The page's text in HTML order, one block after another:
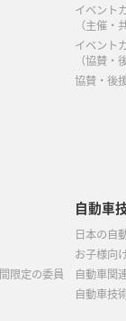
イベント
（主催・
イベント
（協賛・
協賛・後
限定の委員
自動車
日本の自
お子様向
自動車関
自動車